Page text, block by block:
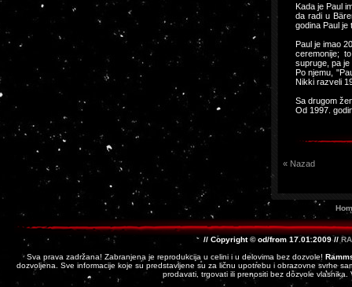
Kada je Paul
da radi u
godina Paul je
Paul je imao
ceremonije;
supruge, pa
Po njemu,
Nikki razveli
Sa drugom
Od 1997.
« Nazad
// Copyright © od/from 17.01.2009 //
Sva prava zadržana! Zabranjena je reprodukcija u celini i u delovima bez dozvole!
dozvoljena. Sve informacije koje su predstavljene su za ličnu upotrebu i obrazovne svrhe
prodavati, trgovati ili prenositi bez dozvole